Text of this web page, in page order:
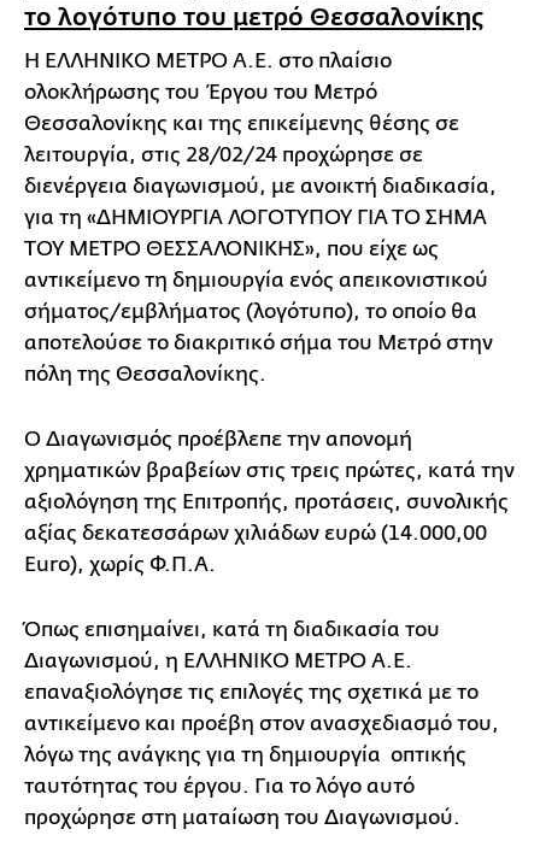
το λογότυπο του μετρό Θεσσαλονίκης
Η ΕΛΛΗΝΙΚΟ ΜΕΤΡΟ Α.Ε. στο πλαίσιο
ολοκλήρωσης του Έργου του Μετρό
Θεσσαλονίκης και της επικείμενης θέσης σε
λειτουργία, στις 28/02/24 προχώρησε σε
διενέργεια διαγωνισμού, με ανοικτή διαδικασία,
για τη «ΔΗΜΙΟΥΡΓΙΑ ΛΟΓΟΤΥΠΟΥ ΓΙΑ ΤΟ ΣΗΜΑ
ΤΟΥ ΜΕΤΡΟ ΘΕΣΣΑΛΟΝΙΚΗΣ», που είχε ως
αντικείμενο τη δημιουργία ενός απεικονιστικού
σήματος/εμβλήματος (λογότυπο), το οποίο θα
αποτελούσε το διακριτικό σήμα του Μετρό στην
πόλη της Θεσσαλονίκης.
Ο Διαγωνισμός προέβλεπε την απονομή
χρηματικών βραβείων στις τρεις πρώτες, κατά την
αξιολόγηση της Επιτροπής, προτάσεις, συνολικής
αξίας δεκατεσσάρων χιλιάδων ευρώ (14.000,00
Euro), χωρίς Φ.Π.Α.
Όπως επισημαίνει, κατά τη διαδικασία του
Διαγωνισμού, η ΕΛΛΗΝΙΚΟ ΜΕΤΡΟ Α.Ε.
επαναξιολόγησε τις επιλογές της σχετικά με το
αντικείμενο και προέβη στον ανασχεδιασμό του,
λόγω της ανάγκης για τη δημιουργία οπτικής
ταυτότητας του έργου. Για το λόγο αυτό
προχώρησε στη ματαίωση του Διαγωνισμού.